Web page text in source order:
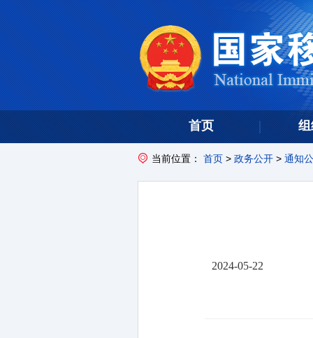
首页
当前位置： 首页> 政务公开> 通知
2024-05-22